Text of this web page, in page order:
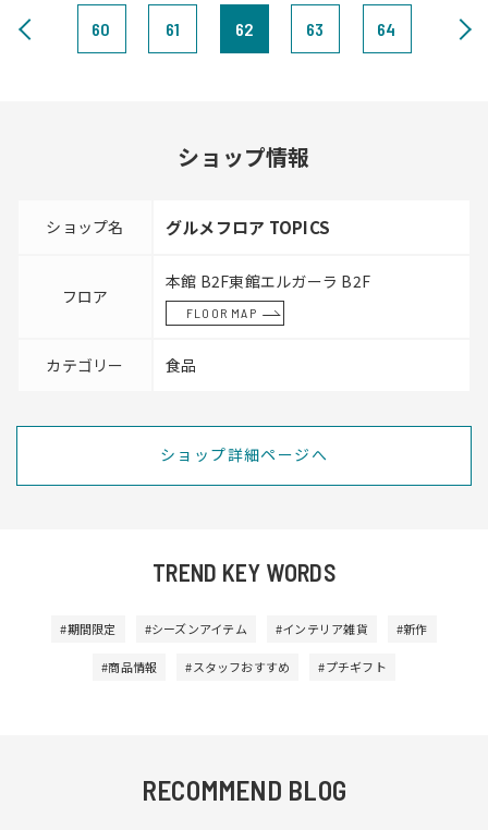
60 61 62 63 64
ショップ情報
ショップ名 グルメフロア TOPICS
フロア
本館 B2F東館エルガーラ B2F
FLOOR MAP
カテゴリー 食品
ショップ詳細ページへ
TREND KEY WORDS
#期間限定 #シーズンアイテム #インテリア雑貨 #新作
#商品情報 #スタッフおすすめ #プチギフト
RECOMMEND BLOG